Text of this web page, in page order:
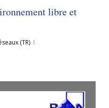
libre et
(TR)